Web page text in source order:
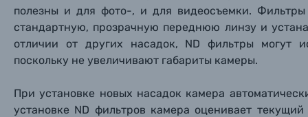
Мы
Мы
Пленочные фотоаппараты
Фотокамеры моментальной печати
Видеокамеры
полезны и для фото-, и для видеосъемки.
стандартную, прозрачную переднюю линзу и
отличии от других насадок, ND фильтры могут
поскольку не увеличивают габариты камеры.
При установке новых насадок камера
установке ND фильтров камера оценивает
Мы